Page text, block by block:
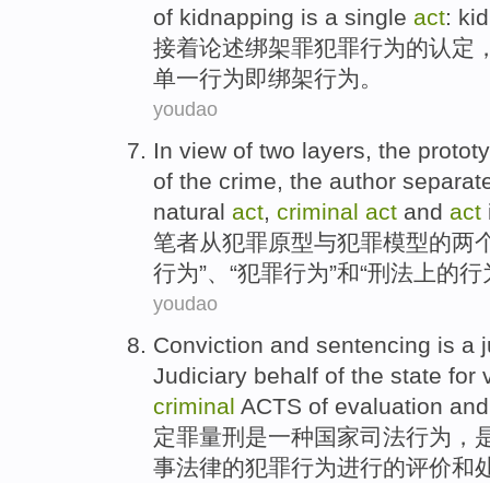
of kidnapping is a single act:
接着论述绑架罪犯罪行为的认定
单一行为即绑架行为。
youdao
In view of two layers, the
of the crime, the author
natural act, criminal act and act
笔者从犯罪原型与犯罪模型的两
行为”、“犯罪行为”和“刑法 上的行
youdao
Conviction and sentencing is a
Judiciary behalf of the state for
criminal ACTS of evaluation and
定罪量刑 是一种国家司法行为 ，
事法律的犯罪行为进行的评价和